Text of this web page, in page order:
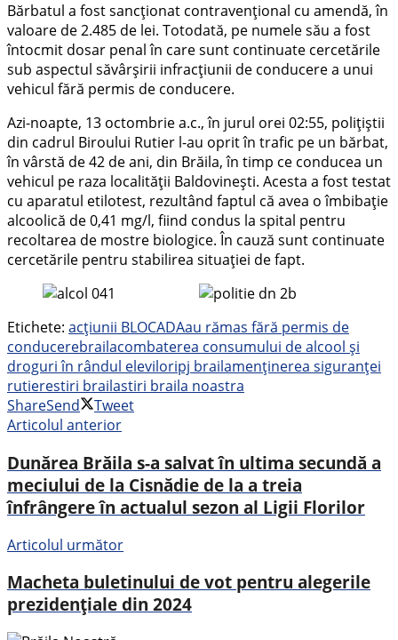
Bărbatul a fost sancționat contravențional cu amendă, în
valoare de 2.485 de lei. Totodată, pe numele său a fost
întocmit dosar penal în care sunt continuate cercetările
sub aspectul săvârșirii infracțiunii de conducere a unui
vehicul fără permis de conducere.
Azi-noapte, 13 octombrie a.c., în jurul orei 02:55, polițiștii
din cadrul Biroului Rutier l-au oprit în trafic pe un bărbat,
în vârstă de 42 de ani, din Brăila, în timp ce conducea un
vehicul pe raza localității Baldovinești. Acesta a fost testat
cu aparatul etilotest, rezultând faptul că avea o îmbibație
alcoolică de 0,41 mg/l, fiind condus la spital pentru
recoltarea de mostre biologice. În cauză sunt continuate
cercetările pentru stabilirea situației de fapt.
Etichete: acțiunii BLOCADAau rămas fără permis de
conducerebrailacombaterea consumului de alcool și
droguri în rândul eleviloripj brailamenținerea siguranței
rutierestiri brailastiri braila noastra
ShareSend
Tweet
Articolul anterior
Dunărea Brăila s-a salvat în ultima secundă a
meciului de la Cisnădie de la a treia
înfrângere în actualul sezon al Ligii Florilor
Articolul următor
Macheta buletinului de vot pentru alegerile
prezidențiale din 2024